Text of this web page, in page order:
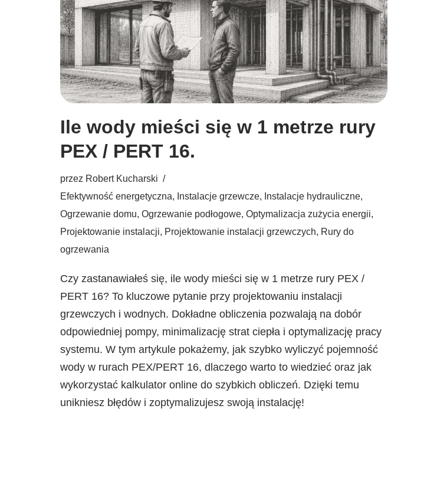
Ile wody mieści się w 1 metrze rury
PEX / PERT 16.
przez Robert Kucharski
Efektywność energetyczna, Instalacje grzewcze, Instalacje hydrauliczne,
Ogrzewanie domu, Ogrzewanie podłogowe, Optymalizacja zużycia energii,
Projektowanie instalacji, Projektowanie instalacji grzewczych, Rury do
ogrzewania
Czy zastanawiałeś się, ile wody mieści się w 1 metrze rury PEX /
PERT 16? To kluczowe pytanie przy projektowaniu instalacji
grzewczych i wodnych. Dokładne obliczenia pozwalają na dobór
odpowiedniej pompy, minimalizację strat ciepła i optymalizację pracy
systemu. W tym artykule pokażemy, jak szybko wyliczyć pojemność
wody w rurach PEX/PERT 16, dlaczego warto to wiedzieć oraz jak
wykorzystać kalkulator online do szybkich obliczeń. Dzięki temu
unikniesz błędów i zoptymalizujesz swoją instalację!